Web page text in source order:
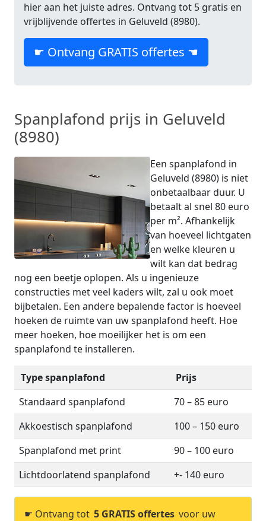
hier aan het juiste adres. Ontvang tot 5 gratis en
vrijblijvende offertes in Geluveld (8980).
☛ Ontvang GRATIS offertes ☚
Spanplafond prijs in Geluveld
(8980)
Een spanplafond in
Geluveld (8980) is niet
onbetaalbaar duur. U
betaalt al snel 80 euro
per m². Afhankelijk
van hoeveel lichtgaten
en welke kleuren u
wilt kan dat bedrag
nog een beetje oplopen. Als u ingenieuze
constructies met veel kaders wilt, zal u ook moet
bijbetalen. Een andere bepalende factor is hoeveel
hoeken de ruimte van uw spanplafond heeft. Hoe
meer hoeken, hoe moeilijker het is om een
spanplafond te installeren.
Type spanplafond
Prijs
Standaard spanplafond
70 – 85 euro
Akkoestisch spanplafond
100 – 150 euro
Spanplafond met print
90 – 100 euro
Lichtdoorlatend spanplafond
+- 140 euro
☛ Ontvang tot 5 GRATIS offertes voor uw